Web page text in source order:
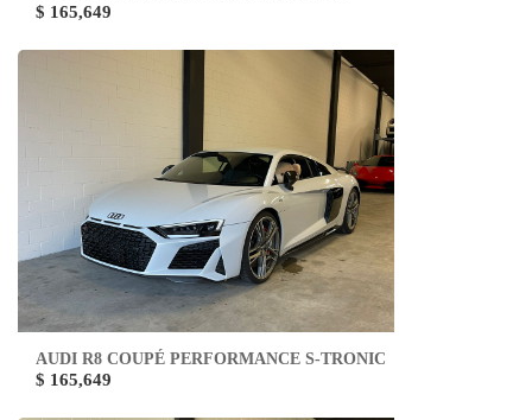
$ 165,649
AUDI R8 COUPÉ PERFORMANCE S-TRONIC
$ 165,649